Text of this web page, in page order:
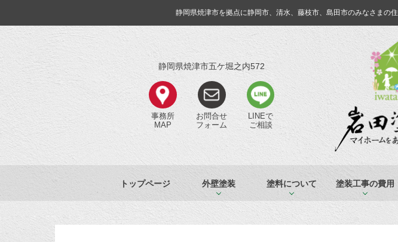
静岡県焼津市を拠点に静岡市、清水、藤枝市、島田市のみなさまの
静岡県焼津市五ケ堀之内572
事務所
MAP
お問合せ
フォーム
LINEで
ご相談
トップページ 外壁塗装 塗料について 塗装工事の費用